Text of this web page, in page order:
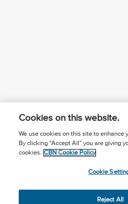
¿Conoces a Jesús?
Seguir Mundo Cristiano
Cookies on this website.
We use cookies on this site to enhance
By clicking “Accept All” you are giving
cookies. CBN Cookie Policy
Cookie
Reject All